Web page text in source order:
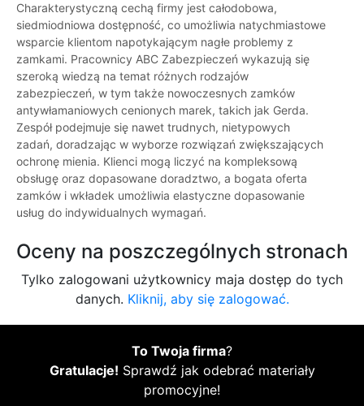
Charakterystyczną cechą firmy jest całodobowa,
siedmiodniowa dostępność, co umożliwia natychmiastowe
wsparcie klientom napotykającym nagłe problemy z
zamkami. Pracownicy ABC Zabezpieczeń wykazują się
szeroką wiedzą na temat różnych rodzajów
zabezpieczeń, w tym także nowoczesnych zamków
antywłamaniowych cenionych marek, takich jak Gerda.
Zespół podejmuje się nawet trudnych, nietypowych
zadań, doradzając w wyborze rozwiązań zwiększających
ochronę mienia. Klienci mogą liczyć na kompleksową
obsługę oraz dopasowane doradztwo, a bogata oferta
zamków i wkładek umożliwia elastyczne dopasowanie
usług do indywidualnych wymagań.
Oceny na poszczególnych stronach
Tylko zalogowani użytkownicy maja dostęp do tych
danych. Kliknij, aby się zalogować.
To Twoja firma?
Gratulacje! Sprawdź jak odebrać materiały
promocyjne!